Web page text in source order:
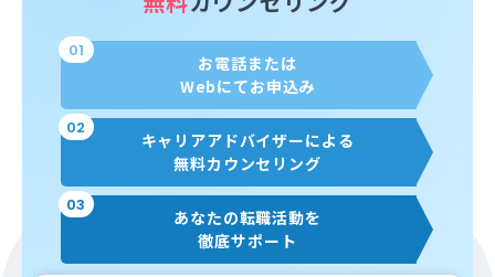
01
お電話または
Webにてお申込み
02
キャリアアドバイザーによる
無料カウンセリング
03
あなたの転職活動を
徹底サポート